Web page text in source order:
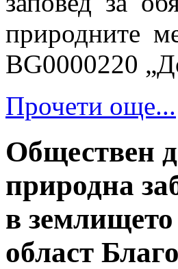
природните
BG0000220
Прочети още...
Обществен
природна
в
област